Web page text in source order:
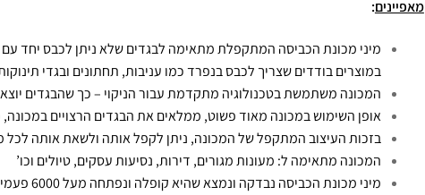
מאפיינים:
מיני מכונת הכביסה המתקפלת מתאימה לבגדים שלא ניתן לכבס יחד
במוצרים בודדים שצריך לכבס בנפרד כמו עניבות, תחתונים ובגדי
המכונה משתמשת בטכנולוגיה מתקדמת עבור הניקוי – כך שהבגדים
אופן השימוש במכונה מאוד פשוט, ממלאים את הבגדים הרצויים במכונה,
בזכות העיצוב המתקפל של המכונה, ניתן לקפל אותה ולשאת אותה לכל
המכונה מתאימה ל: מעונות מגורים, דירות, נסיעות עסקים, טיולים וכו’
מיני מכונת